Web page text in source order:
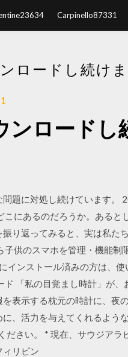
Carpinello87331
ロードし続け
ンロードし
題に対処し続けています。
にあるのだろうか。あると
り返ってみると、実は私た
供のスマホを管理・機能制
ンストール済みの方は、使
「私の目覚まし時計」が
表示する枕元の時計に、夜
、活力を与えてくれるよう
さい。 * 現在、サウジアラ
ィリピン